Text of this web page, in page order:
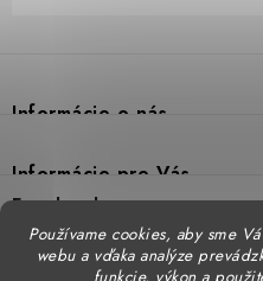
Používame cookies, aby sme
webu a vďaka analýze
p
i
Informácie o nás
Prečo DUAL BP
Predajne
Doprava
Informácie pre Vás
Formulár na výmenu tovaru
Facebook
Katalógy